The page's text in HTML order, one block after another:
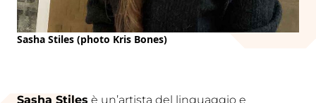
Sasha Stiles (photo Kris Bones)
Sasha Stiles è un’artista del linguaggio e